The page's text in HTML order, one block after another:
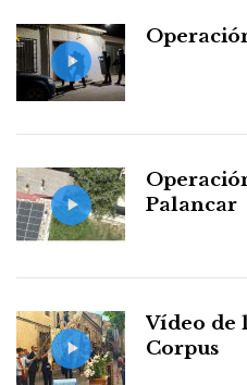
Palancar
Vídeo de
Corpus